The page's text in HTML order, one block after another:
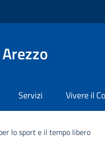
Servizi Vivere il
lo sport e il tempo libero